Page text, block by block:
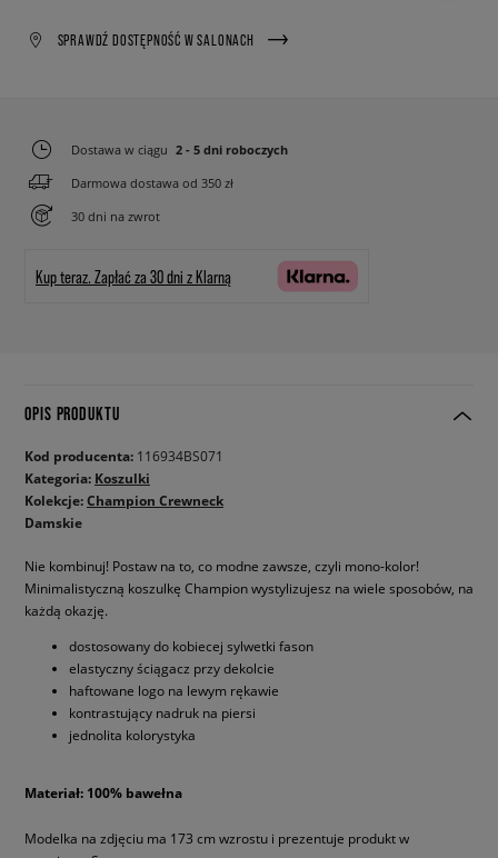
SPRAWDŹ DOSTĘPNOŚĆ W SALONACH
Dostawa w ciągu 2 - 5 dni roboczych
Darmowa dostawa od 350 zł
30 dni na zwrot
Kup teraz. Zapłać za 30 dni z Klarną
OPIS PRODUKTU
Kod producenta: 116934BS071
Kategoria: Koszulki
Kolekcje:Champion Crewneck
Damskie
Nie kombinuj! Postaw na to, co modne zawsze, czyli mono-kolor!
Minimalistyczną koszulkę Champion wystylizujesz na wiele sposobów, na
każdą okazję.
dostosowany do kobiecej sylwetki fason
elastyczny ściągacz przy dekolcie
haftowane logo na lewym rękawie
kontrastujący nadruk na piersi
jednolita kolorystyka
Materiał: 100% bawełna
Modelka na zdjęciu ma 173 cm wzrostu i prezentuje produkt w